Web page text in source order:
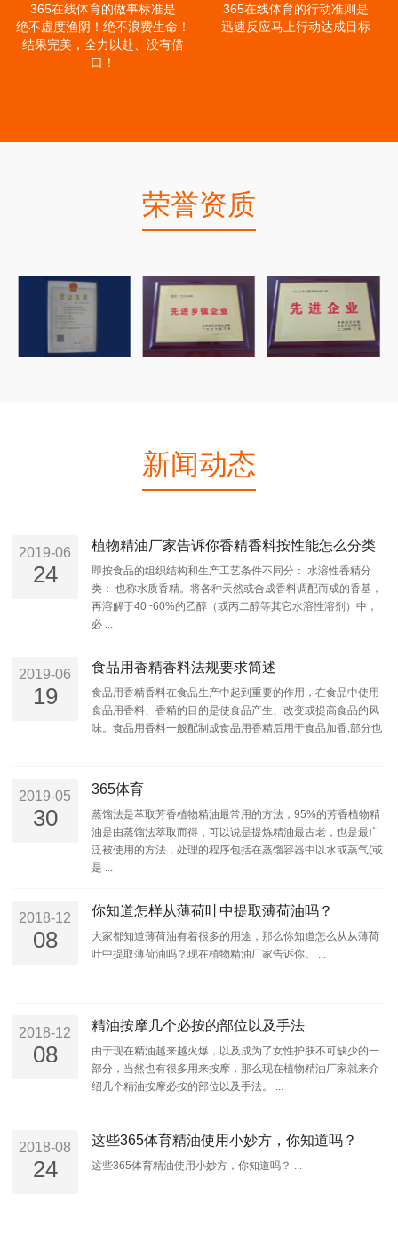
365在线体育的做事标准是
绝不虚度渔阴！绝不浪费生命！
结果完美，全力以赴、没有借
口！
365在线体育的行动准则是
迅速反应马上行动达成目标
荣誉资质
新闻动态
2019-06
24
植物精油厂家告诉你香精香料按性能怎么分类
即按食品的组织结构和生产工艺条件不同分： 水溶性香精分
类： 也称水质香精。将各种天然或合成香料调配而成的香基，
再溶解于40~60%的乙醇（或丙二醇等其它水溶性溶剂）中，
必 ...
2019-06
19
食品用香精香料法规要求简述
食品用香精香料在食品生产中起到重要的作用，在食品中使用
食品用香料、香精的目的是使食品产生、改变或提高食品的风
味。食品用香料一般配制成食品用香精后用于食品加香,部分也
2019-05
30
365体育
蒸馏法是萃取芳香植物精油最常用的方法，95%的芳香植物精
油是由蒸馏法萃取而得，可以说是提炼精油最古老，也是最广
泛被使用的方法，处理的程序包括在蒸馏容器中以水或蒸气(或
是 ...
2018-12
08
你知道怎样从薄荷叶中提取薄荷油吗？
大家都知道薄荷油有着很多的用途，那么你知道怎么从从薄荷
叶中提取薄荷油吗？现在植物精油厂家告诉你。 ...
2018-12
08
精油按摩几个必按的部位以及手法
由于现在精油越来越火爆，以及成为了女性护肤不可缺少的一
部分，当然也有很多用来按摩，那么现在植物精油厂家就来介
绍几个精油按摩必按的部位以及手法。 ...
2018-08
24
这些365体育精油使用小妙方，你知道吗？
这些365体育精油使用小妙方，你知道吗？ ...